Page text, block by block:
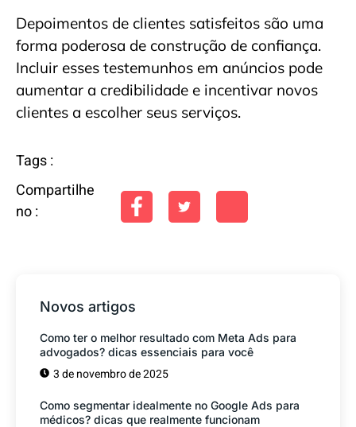
Depoimentos de clientes satisfeitos são uma
forma poderosa de construção de confiança.
Incluir esses testemunhos em anúncios pode
aumentar a credibilidade e incentivar novos
clientes a escolher seus serviços.
Tags :
Compartilhe
no :
Novos artigos
Como ter o melhor resultado com Meta Ads para
advogados? dicas essenciais para você
3 de novembro de 2025
Como segmentar idealmente no Google Ads para
médicos? dicas que realmente funcionam